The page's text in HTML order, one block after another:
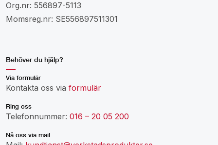
Org.nr: 556897-5113
Momsreg.nr: SE556897511301
Behöver du hjälp?
Via formulär
Kontakta oss via formulär
Ring oss
Telefonnummer: 016 – 20 05 200
Nå oss via mail